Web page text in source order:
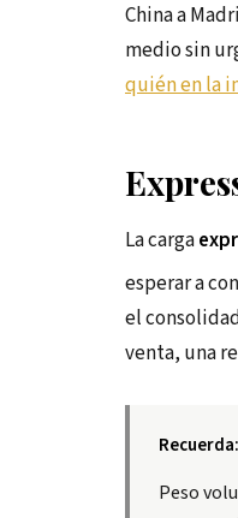
China a
medio sin
quién en la
La carga
esperar a
el
venta, una
Peso